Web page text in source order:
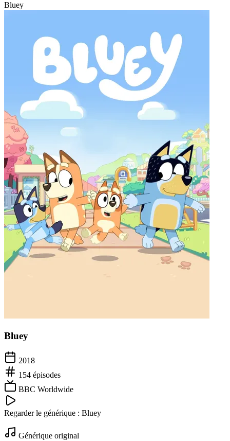
Bluey
Bluey
2018
154 épisodes
BBC Worldwide
Regarder le générique : Bluey
Générique original